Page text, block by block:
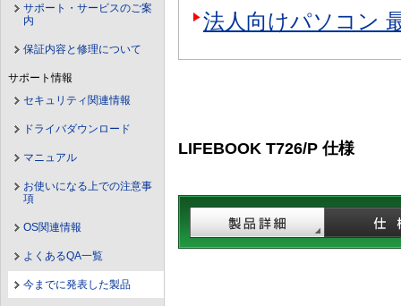
サポート・サービスのご案
内
保証内容と修理について
サポート情報
セキュリティ関連情報
ドライバダウンロード
マニュアル
お使いになる上での注意事
項
OS関連情報
よくあるQA一覧
今までに発表した製品
法人向けパソコン
LIFEBOOK T726/P 仕様